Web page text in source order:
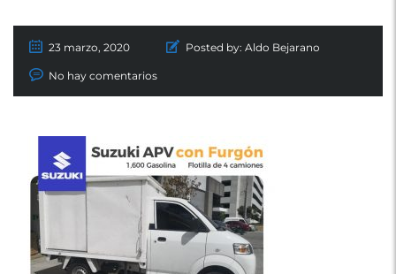
23 marzo, 2020 Posted by: Aldo Bejarano
No hay comentarios